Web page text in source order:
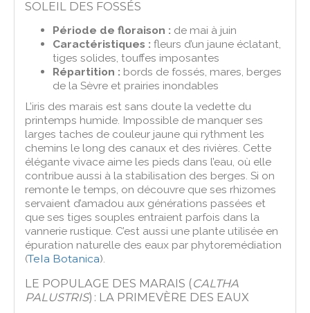
SOLEIL DES FOSSÉS
Période de floraison : de mai à juin
Caractéristiques : fleurs d’un jaune éclatant,
tiges solides, touffes imposantes
Répartition : bords de fossés, mares, berges
de la Sèvre et prairies inondables
L’iris des marais est sans doute la vedette du
printemps humide. Impossible de manquer ses
larges taches de couleur jaune qui rythment les
chemins le long des canaux et des rivières. Cette
élégante vivace aime les pieds dans l’eau, où elle
contribue aussi à la stabilisation des berges. Si on
remonte le temps, on découvre que ses rhizomes
servaient d’amadou aux générations passées et
que ses tiges souples entraient parfois dans la
vannerie rustique. C’est aussi une plante utilisée en
épuration naturelle des eaux par phytoremédiation
(Tela Botanica).
LE POPULAGE DES MARAIS (CALTHA
PALUSTRIS) : LA PRIMEVÈRE DES EAUX